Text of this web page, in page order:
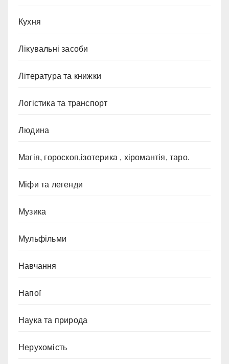
Кухня
Лікувальні засоби
Література та книжки
Логістика та транспорт
Людина
Магія, гороскоп,ізотерика , хіромантія, таро.
Міфи та легенди
Музика
Мульфільми
Навчання
Напої
Наука та природа
Нерухомість